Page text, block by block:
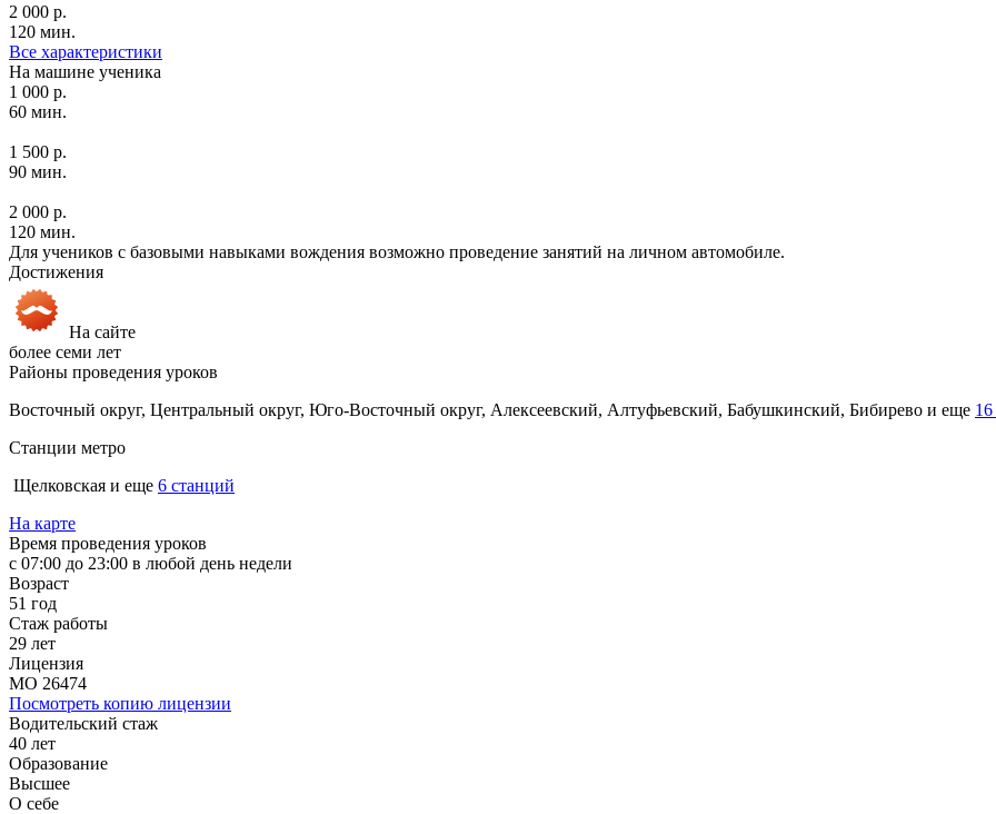
2 000 р.
120 мин.
Все характеристики
На машине ученика
1 000 р.
60 мин.
1 500 р.
90 мин.
2 000 р.
120 мин.
Для учеников с базовыми навыками вождения возможно проведение занятий на личном автомобиле.
Достижения
На сайте
более семи лет
Районы проведения уроков
Восточный округ, Центральный округ, Юго-Восточный округ, Алексеевский, Алтуфьевский, Бабушкинский, Бибирево и еще
Станции метро
Щелковская и еще 6 станций
На карте
Время проведения уроков
с 07:00 до 23:00 в любой день недели
Возраст
51 год
Стаж работы
29 лет
Лицензия
МО 26474
Посмотреть копию лицензии
Водительский стаж
40 лет
Образование
Высшее
О себе